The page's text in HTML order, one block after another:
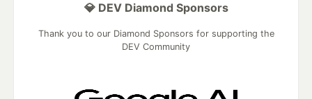
💎 DEV Diamond Sponsors
Thank you to our Diamond Sponsors for supporting the
DEV Community